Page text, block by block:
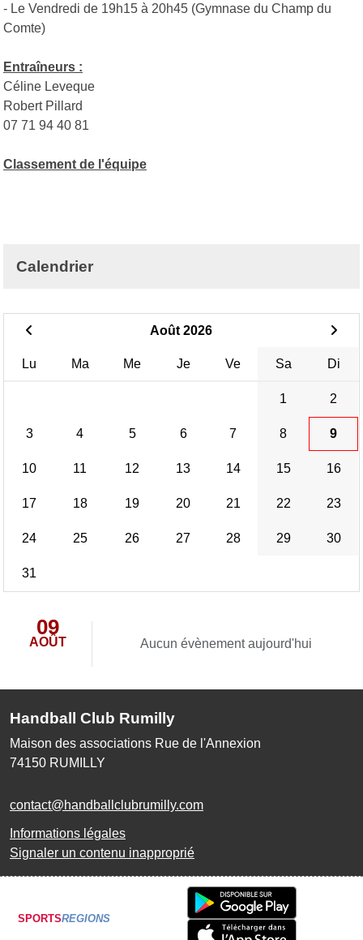
- Le Vendredi de 19h15 à 20h45 (Gymnase du Champ du
Comte)
Entraîneurs :
Céline Leveque
Robert Pillard
07 71 94 40 81
Classement de l'équipe
Calendrier
Août 2026
Lu Ma Me Je Ve Sa Di
1 2
3 4 5 6 7 8 9
10 11 12 13 14 15 16
17 18 19 20 21 22 23
24 25 26 27 28 29 30
31
09
AOÛT Aucun évènement aujourd'hui
Handball Club Rumilly
Maison des associations Rue de l'Annexion
74150 RUMILLY
contact@handballclubrumilly.com
Informations légales
Signaler un contenu inapproprié
SPORTSREGIONS